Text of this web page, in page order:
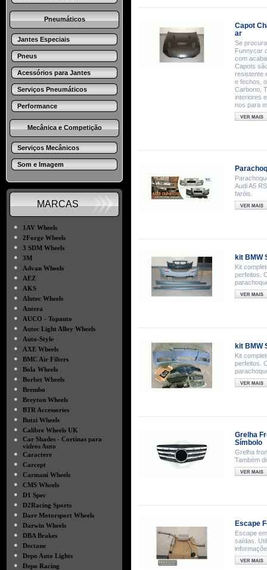
Pneumáticos
Jantes Especiais
Pneus
Acessórios para Jantes
Serviços Pneumáticos
Performance
Mecânica e Competição
Serviços Mecânicos
Som e Imagem
MARCAS
●
1AV Wheels
●
2Forge Wheels
●
3 SDM Wheels
●
3M
●
Advan Wheels
●
AEZ
●
AKS
●
Alutec Wheels
●
Antera
●
AUCO - Topauto
●
Autec Light Alloy Wheels
●
Auto-Style
●
AXE Wheels
●
BMC Air Filters
●
Bola Wheels
●
Borbet Wheels
●
Brembo
●
Breyton Wheels
●
BTR Accessories
●
Butzi Wheels
●
Calibre Wheels UK
●
Car Shades - Cortinas para
vidros Auto
●
Caractere
●
Carcept
●
Carmani Wheels
●
CMS Wheels
●
D1 Spec
●
D2Racing Sports
●
Dare Motorsport Wheels
●
Darwin Wheels
●
DBA Brakes
●
Dectane
●
Depo Auto Lights
●
Depo Racing
Capot
ar
Se
Funnycar
com
Capots
resistente
e fechos,
Carbono,
interiores
nos para
Audi A5
faróis.
kit BMW
Kit
perfeitos.
kit BMW
Kit
perfeitos.
Grelha
Símbolo
Grelha
Também
Escape
Escape
saídas.